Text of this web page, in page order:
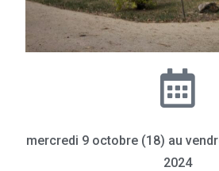
mercredi 9 octobre (18) au
2024